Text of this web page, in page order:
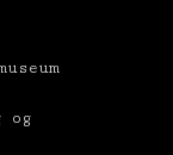
og